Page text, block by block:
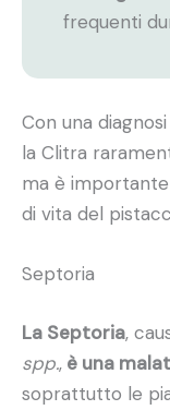
frequenti
Con una
la Clitra
ma è
di vita del
Septoria
La Septoria,
spp., è una
soprattutto le